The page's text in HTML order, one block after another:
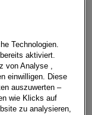
viertürige 2+2-
nächsten
visionäre
bei
Betrieb
Technologien.
aktiviert.
von Analyse ,
einwilligen. Diese
auszuwerten –
wie Klicks auf
zu analysieren,